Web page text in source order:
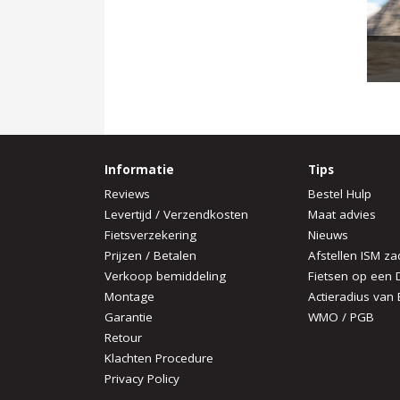
Informatie
Reviews
Levertijd / Verzendkosten
Fietsverzekering
Prijzen / Betalen
Verkoop bemiddeling
Montage
Garantie
Retour
Klachten Procedure
Privacy Policy
Tips
Bestel Hulp
Maat advies
Nieuws
Afstellen ISM
Fietsen op een
Actieradius van
WMO / PGB